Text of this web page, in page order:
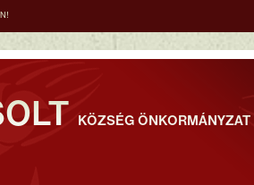
KÖZSÉG ÖNKORMÁNYZAT